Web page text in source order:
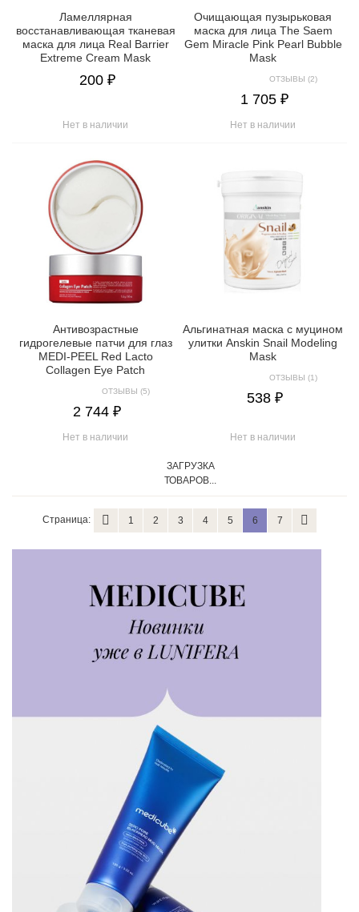
Ламеллярная
восстанавливающая тканевая
маска для лица Real Barrier
Extreme Cream Mask
200 ₽
Нет в наличии
Очищающая пузырьковая
маска для лица The Saem
Gem Miracle Pink Pearl Bubble
Mask
ОТЗЫВЫ (2)
1 705 ₽
Нет в наличии
Антивозрастные
гидрогелевые патчи для глаз
MEDI-PEEL Red Lacto
Collagen Eye Patch
ОТЗЫВЫ (5)
2 744 ₽
Нет в наличии
Альгинатная маска с муцином
улитки Anskin Snail Modeling
Mask
ОТЗЫВЫ (1)
538 ₽
Нет в наличии
ЗАГРУЗКА
ТОВАРОВ...
Страница: 1 2 3 4 5 6 7